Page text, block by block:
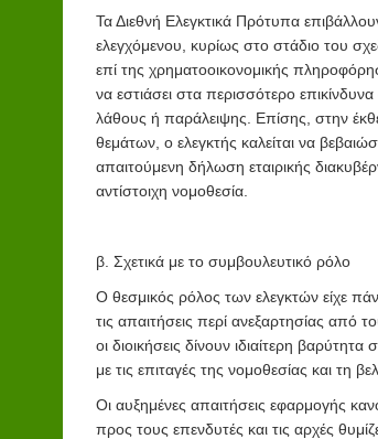
Τα Διεθνή Ελεγκτικά Πρότυπα
ελεγχόμενου, κυρίως στο στάδιο του
επί της χρηματοοικονομικής
να εστιάσει στα περισσότερο
λάθους ή παράλειψης. Επίσης, στην
θεμάτων, ο ελεγκτής καλείται να
απαιτούμενη δήλωση εταιρικής
αντίστοιχη νομοθεσία.
β. Σχετικά με το συμβουλευτικό ρόλο
Ο θεσμικός ρόλος των ελεγκτών είχε
τις απαιτήσεις περί ανεξαρτησίας από
οι διοικήσεις δίνουν ιδιαίτερη
με τις επιταγές της νομοθεσίας και τη
Οι αυξημένες απαιτήσεις εφαρμογής
προς τους επενδυτές και τις αρχές